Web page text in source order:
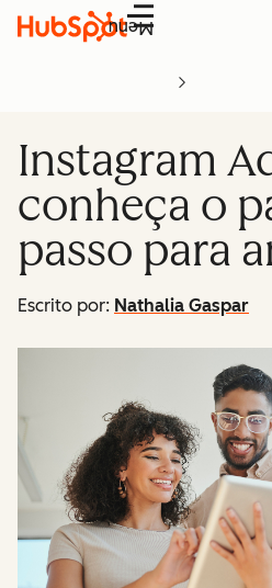
Menu
Instagram
conheça o
passo para
Escrito por: Nathalia Gaspar